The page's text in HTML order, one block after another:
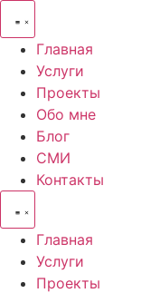
к
содержимому
Главная
Услуги
Проекты
Обо мне
Блог
СМИ
Контакты
Главная
Услуги
Проекты